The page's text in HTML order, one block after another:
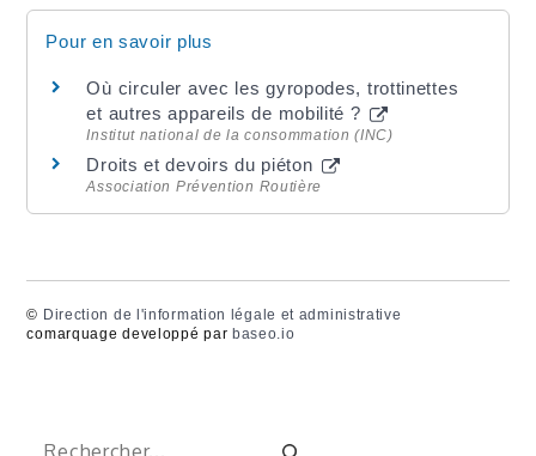
Pour en savoir plus
Où circuler avec les gyropodes, trottinettes
et autres appareils de mobilité ?
Institut national de la consommation (INC)
Droits et devoirs du piéton
Association Prévention Routière
© Direction de l'information légale et administrative
comarquage developpé par baseo.io
Rechercher